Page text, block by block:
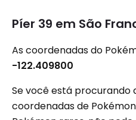
Píer 39 em São
As coordenadas do
-122.409800
Se você está procurando
coordenadas de